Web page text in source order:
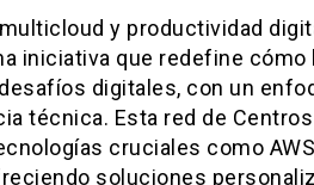
y productividad
iniciativa que redefine cómo
digitales, con un
técnica. Esta red de
cruciales como
soluciones